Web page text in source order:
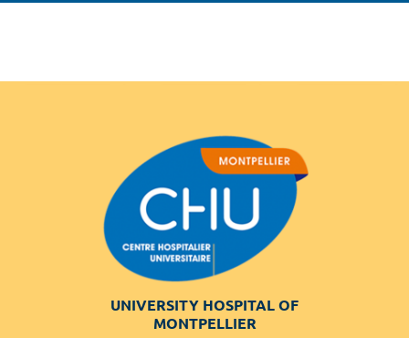
UNIVERSITY HOSPITAL OF
MONTPELLIER